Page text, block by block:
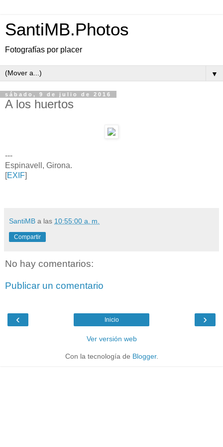
SantiMB.Photos
Fotografías por placer
▼
sábado, 9 de julio de 2016
A los huertos
---
Espinavell, Girona.
[EXIF]
SantiMB a las 10:55:00 a. m.
Compartir
No hay comentarios:
Publicar un comentario
‹ ›
Inicio
Ver versión web
Con la tecnología de Blogger.